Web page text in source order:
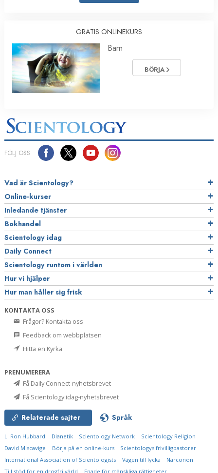
GRATIS ONLINEKURS
Barn
BÖRJA
FÖLJ OSS
Vad är Scientology?
Online-kurser
Inledande tjänster
Bokhandel
Scientology idag
Daily Connect
Scientology runtom i världen
Hur vi hjälper
Hur man håller sig frisk
KONTAKTA OSS
Frågor? Kontakta oss
Feedback om webbplatsen
Hitta en Kyrka
PRENUMERERA
Få Daily Connect-nyhetsbrevet
Få Scientology idag-nyhetsbrevet
Relaterade sajter Språk
L. Ron Hubbard Dianetik Scientology Network
Scientology Religion
David Miscavige
Börja på en online-kurs
Scientologys frivilligpastorer
International Association of Scientologists
Vägen till lycka
Narconon
Till stöd för en drogfri värld
Enade för mänskliga rättigheter